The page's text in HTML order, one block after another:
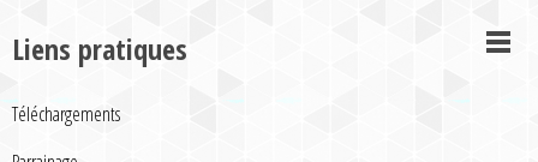
Liens pratiques
Téléchargements